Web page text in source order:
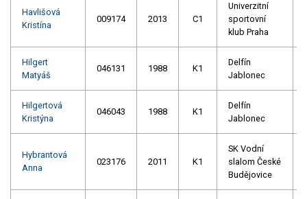
Havlišová
Kristína
009174 2013 C1
Univerzitní
sportovní
klub Praha
Hilgert
Matyáš
046131 1988 K1
Delfín
Jablonec
Hilgertová
Kristýna
046043 1988 K1
Delfín
Jablonec
Hybrantová
Anna
023176 2011 K1
SK Vodní
slalom České
Budějovice